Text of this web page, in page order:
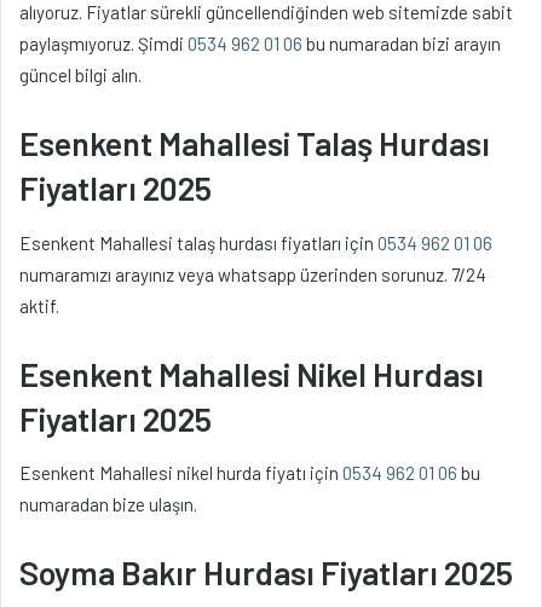
alıyoruz. Fiyatlar sürekli güncellendiğinden web sitemizde sabit
paylaşmıyoruz. Şimdi 0534 962 01 06 bu numaradan bizi arayın
güncel bilgi alın.
Esenkent Mahallesi Talaş Hurdası
Fiyatları 2025
Esenkent Mahallesi talaş hurdası fiyatları için 0534 962 01 06
numaramızı arayınız veya whatsapp üzerinden sorunuz. 7/24
aktif.
Esenkent Mahallesi Nikel Hurdası
Fiyatları 2025
Esenkent Mahallesi nikel hurda fiyatı için 0534 962 01 06 bu
numaradan bize ulaşın.
Soyma Bakır Hurdası Fiyatları 2025